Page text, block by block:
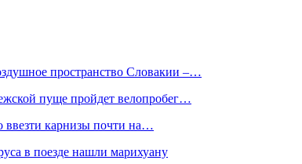
пространство Словакии –…
пуще пройдет велопробег…
ввезти карнизы почти на…
в поезде нашли марихуану